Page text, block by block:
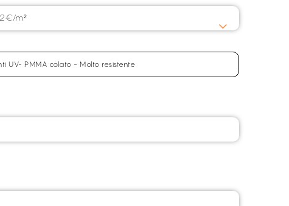
m²
UV- PMMA colato - Molto resistente